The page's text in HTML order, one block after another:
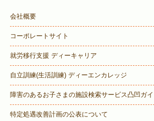
会社概要
コーポレートサイト
就労移行支援 ディーキャリア
自立訓練(生活訓練) ディーエンカレッジ
障害のあるお子さまの施設検索サービス凸凹ガ
特定処遇改善計画の公表について